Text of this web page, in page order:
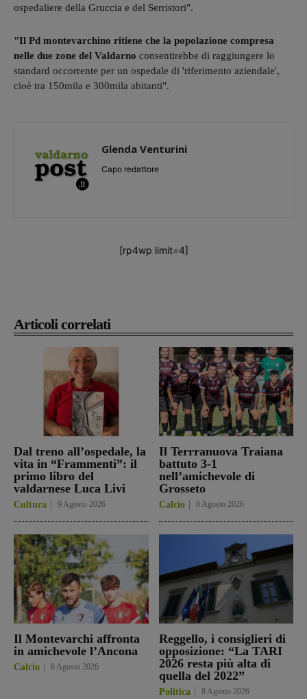
Articoli correlati
Dal treno all’ospedale, la
vita in “Frammenti”: il
primo libro del
valdarnese Luca Livi
Cultura 9 Agosto 2026
Il Terrranuova Traiana
battuto 3-1
nell’amichevole di
Grosseto
Calcio 8 Agosto 2026
Il Montevarchi affronta
in amichevole l’Ancona
Calcio 8 Agosto 2026
Reggello, i consiglieri di
opposizione: “La TARI
2026 resta più alta di
quella del 2022”
Politica 8 Agosto 2026
ospedaliere della Gruccia e del Serristori".
"Il Pd montevarchino ritiene che la popolazione compresa
nelle due zone del Valdarno consentirebbe di raggiungere lo
standard occorrente per un ospedale di 'riferimento aziendale',
cioè tra 150mila e 300mila abitanti".
Glenda Venturini
Capo redattore
[rp4wp limit=4]